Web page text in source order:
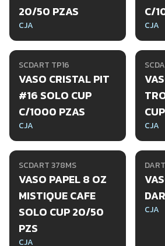
20/50 PZAS
CJA
C/
CJA
SCDART TP16
VASO CRISTAL PIT
#16 SOLO CUP
C/1000 PZAS
CJA CJA
SCDART 378MS
VASO PAPEL 8 OZ
MISTIQUE CAFE
SOLO CUP 20/50
PZS
CJA
CJA